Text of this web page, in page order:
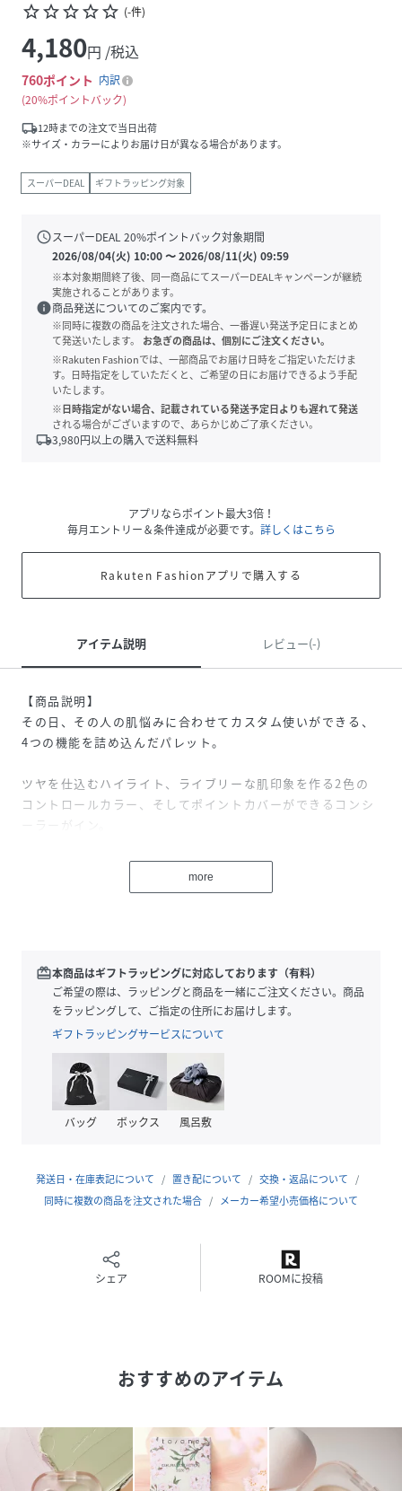
star_borderstar_borderstar_borderstar_borderstar_border (-件)
4,180円 /税込
760ポイント 内訳
20%ポイントバック
local_shipping12時までの注文で当日出荷
※サイズ・カラーによりお届け日が異なる場合があります。
スーパーDEAL ギフトラッピング対象
scheduleスーパーDEAL20%ポイントバック対象期間
2026/08/04(火) 10:00〜2026/08/11(火) 09:59
※本対象期間終了後、同一商品にてスーパーDEALキャンペーンが継続
実施されることがあります。
info商品発送についてのご案内です。
※同時に複数の商品を注文された場合、一番遅い発送予定日にまとめ
て発送いたします。
お急ぎの商品は、個別にご注文ください。
※Rakuten Fashionでは、一部商品でお届け日時をご指定いただけま
す。日時指定をしていただくと、ご希望の日にお届けできるよう手配
いたします。
※日時指定がない場合、記載されている発送予定日よりも遅れて発送
される場合がございますので、あらかじめご了承ください。
local_shipping3,980円以上の購入で送料無料
アプリならポイント最大3倍！
毎月エントリー＆条件達成が必要です。 詳しくはこちら
Rakuten Fashionアプリで購入する
アイテム説明 レビュー(-)
【商品説明】
その日、その人の肌悩みに合わせてカスタム使いができる、
4つの機能を詰め込んだパレット。
ツヤを仕込むハイライト、ライブリーな肌印象を作る2色の
コントロールカラー、そしてポイントカバーができるコンシ
ーラーがイン。
自分らしくカスタムして、いつでも理想の肌へ。
【内容量】
【商品サイズ】
64.5㎜×20.5㎜×63.4㎜（高さ×奥行×幅）
【全成分】
ステアリン酸ポリグリセリル－2、シリカ、セスキイソステ
アリン酸ソルビタン、ダイマージリノレイル水添ロジン縮合
ン、ホホバ種子油、ローズマリー葉油、アーモンド油、アン
ズ核油、オリーブ果実油、カニナバラ果実油、マカデミア種
Al、トコフェロール、アボカド油、アルガニアスピノサ核
油、カニナバラ果実油、マカデミア種子油、ヒマワリ種子
油、（＋／－）酸化チタン、酸化鉄、マイカ
more
redeem本商品はギフトラッピングに対応しております（有料）
ご希望の際は、ラッピングと商品を一緒にご注文ください。商品
をラッピングして、ご指定の住所にお届けします。
ギフトラッピングサービスについて
バッグ ボックス 風呂敷
発送日・在庫表記について 置き配について
交換・返品について
同時に複数の商品を注文された場合
メーカー希望小売価格について
シェア ROOMに投稿
おすすめのアイテム